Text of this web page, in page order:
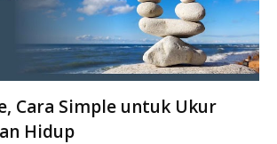
Cara Simple untuk Ukur
Hidup